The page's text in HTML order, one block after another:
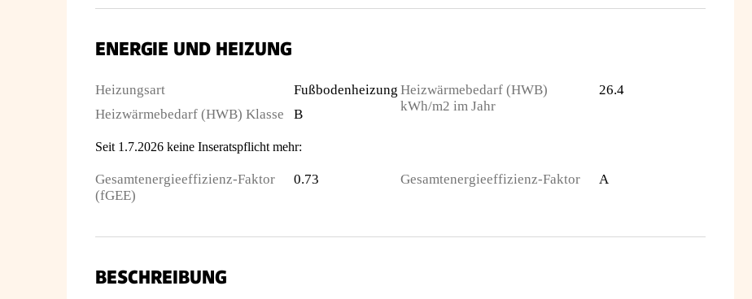
ENERGIE UND HEIZUNG
Heizungsart
Fußbodenheizung
Heizwärmebedarf (HWB) Klasse
B
Heizwärmebedarf (HWB)
kWh/m2 im Jahr
26.4
Seit 1.7.2026 keine Inseratspflicht mehr:
Gesamtenergieeffizienz-Faktor
(fGEE)
0.73 Gesamtenergieeffizienz-Faktor A
BESCHREIBUNG